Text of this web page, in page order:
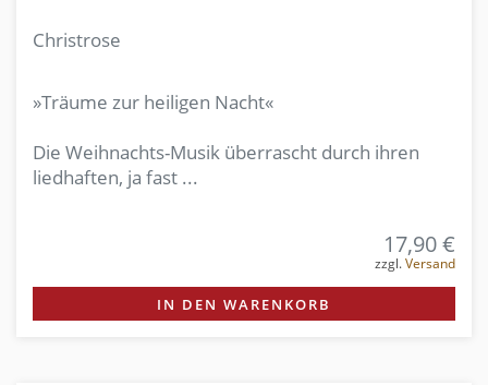
Christrose
»Träume zur heiligen Nacht«
Die Weihnachts-Musik überrascht durch ihren
liedhaften, ja fast ...
17,90 €
zzgl.Versand
IN DEN WARENKORB